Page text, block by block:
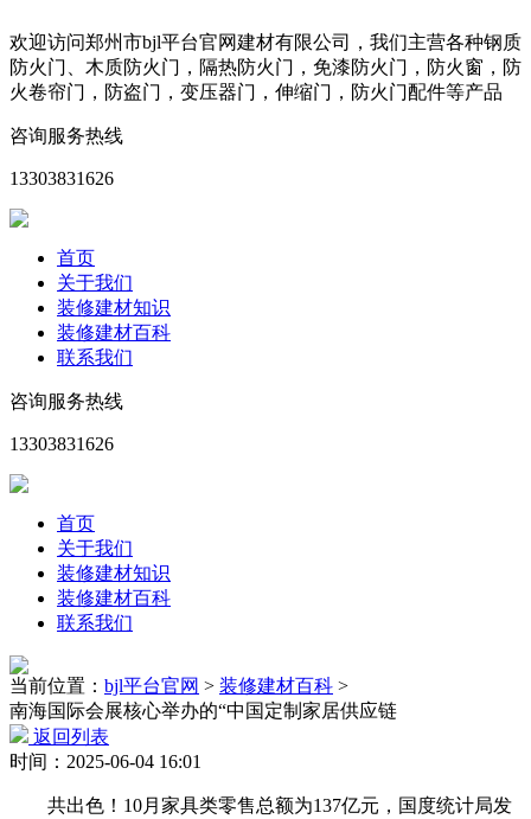
欢迎访问郑州市bjl平台官网建材有限公司，我们主营各种钢质
防火门、木质防火门，隔热防火门，免漆防火门，防火窗，防
火卷帘门，防盗门，变压器门，伸缩门，防火门配件等产品
咨询服务热线
13303831626
首页
关于我们
装修建材知识
装修建材百科
联系我们
咨询服务热线
13303831626
首页
关于我们
装修建材知识
装修建材百科
联系我们
当前位置： bjl平台官网 > 装修建材百科 >
南海国际会展核心举办的“中国定制家居供应链
返回列表
时间：2025-06-04 16:01
共出色！10月家具类零售总额为137亿元，国度统计局发